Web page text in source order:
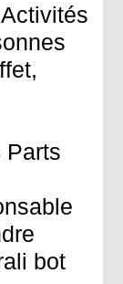
Parts
bot